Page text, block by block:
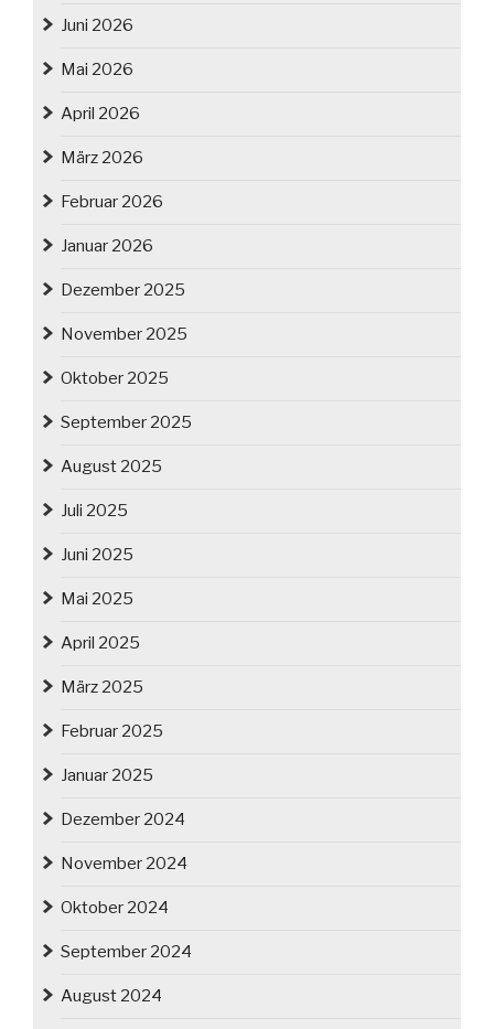
Juni 2026
Mai 2026
April 2026
März 2026
Februar 2026
Januar 2026
Dezember 2025
November 2025
Oktober 2025
September 2025
August 2025
Juli 2025
Juni 2025
Mai 2025
April 2025
März 2025
Februar 2025
Januar 2025
Dezember 2024
November 2024
Oktober 2024
September 2024
August 2024